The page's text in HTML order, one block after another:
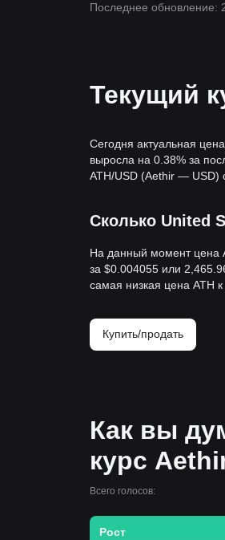
Последнее обновление:
Текущий
Сегодня актуальная
выросла на 0.38% за
ATH/USD (Aethir — USD)
Сколько United
На данный момент цена
за $0.004055 или
самая низкая цена ATH
Купить/продать
Как вы
курс
Всего голосов:
Рост